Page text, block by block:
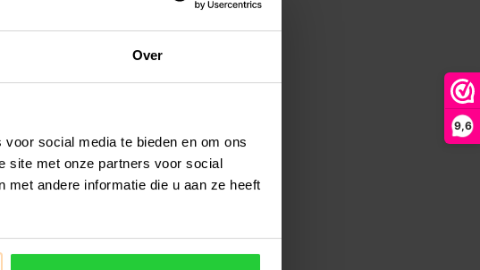
Over
social media te bieden en om ons
site met onze partners voor social
met andere informatie die u aan ze heeft
9,6